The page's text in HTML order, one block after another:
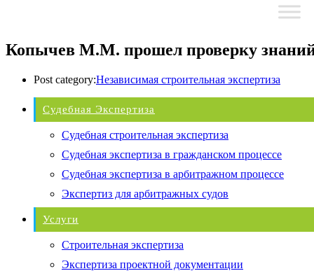
Копычев М.М. прошел проверку
Post category:Независимая строительная экспертиза
Судебная Экспертиза
Судебная строительная экспертиза
Судебная экспертиза в гражданском процессе
Судебная экспертиза в арбитражном процессе
Экспертиз для арбитражных судов
Услуги
Строительная экспертиза
Экспертиза проектной документации